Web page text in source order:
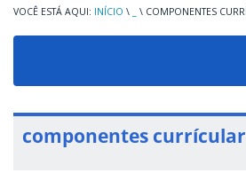
INÍCIO \ \ COMPONENTES
componentes